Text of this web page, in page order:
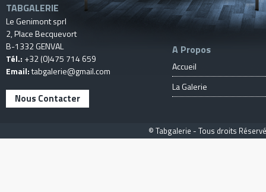
TABGALERIE
Le Genimont sprl
2, Place Becquevort
B-1332 GENVAL
Tél.: +32 (0)475 714 659
Email:tabgalerie@gmail.com
Nous Contacter
A Propos
Accueil
La Galerie
© Tabgalerie - Tous droits